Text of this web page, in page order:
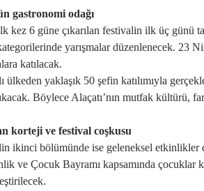
gastronomi odağı
kez 6 güne çıkarılan festivalin ilk üç günü
yarışmalar düzenlenecek. 23
katılacak.
ülkeden yaklaşık 50 şefin katılımıyla
Böylece Alaçatı’nın mutfak kültürü,
korteji ve festival coşkusu
ikinci bölümünde ise geleneksel etkinlikler
ve Çocuk Bayramı kapsamında çocuklar